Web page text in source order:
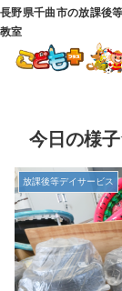
長野県千曲市の放課後
教室
今日の様
放課後等デイサービス